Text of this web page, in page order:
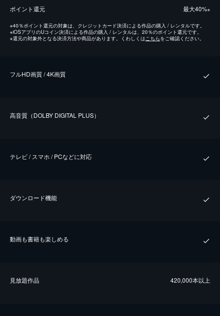
ポイント還元 最⼤40%※
※40％ポイント還元の対象は、クレジットカード決済による作品の購入 / レンタルです。
※iOSアプリのUコイン決済による作品の購入 / レンタルは、20％のポイント還元です。
※還元の対象外となる決済方法や商品があります。くわしくはこちらをご確認ください。
フルHD画質 / 4K画質
⾼⾳質（DOLBY DIGITAL PLUS）
テレビ / スマホ / PCなどに対応
ダウンロード機能
動画も書籍も楽しめる
⾒放題作品 420,000本以上